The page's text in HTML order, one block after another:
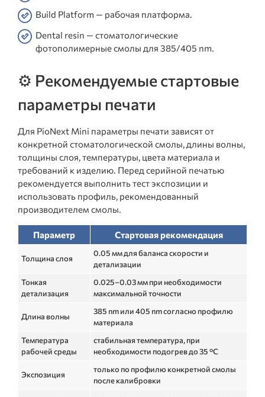
Build Platform — рабочая платформа.
Dental resin — стоматологические
фотополимерные смолы для 385/405 nm.
⚙️ Рекомендуемые стартовые
параметры печати
Для PioNext Mini параметры печати зависят от
конкретной стоматологической смолы, длины волны,
толщины слоя, температуры, цвета материала и
требований к изделию. Перед серийной печатью
рекомендуется выполнить тест экспозиции и
использовать профиль, рекомендованный
производителем смолы.
Параметр Стартовая рекомендация
Толщина слоя
0.05 мм для баланса скорости и
детализации
Тонкая
детализация
0.025–0.03 мм при необходимости
максимальной точности
Длина волны
385 nm или 405 nm согласно профилю
материала
Температура
рабочей среды
стабильная температура, при
необходимости подогрев до 35 °C
Экспозиция
только по профилю конкретной смолы
после калибровки